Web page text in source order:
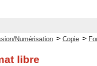
Numérisation > Copie >
libre